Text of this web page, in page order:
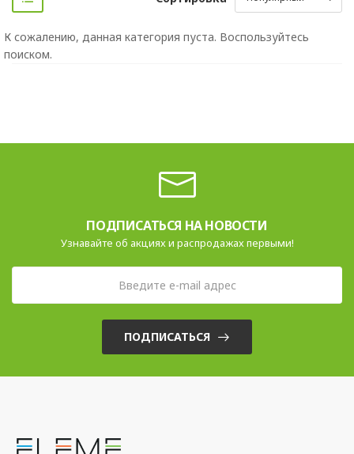
К сожалению, данная категория пуста. Воспользуйтесь
поиском.
ПОДПИСАТЬСЯ НА НОВОСТИ
Узнавайте об акциях и распродажах первыми!
ПОДПИСАТЬСЯ